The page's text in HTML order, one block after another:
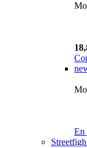
En